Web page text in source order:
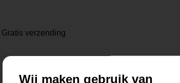
verzending
Wij maken gebruik van